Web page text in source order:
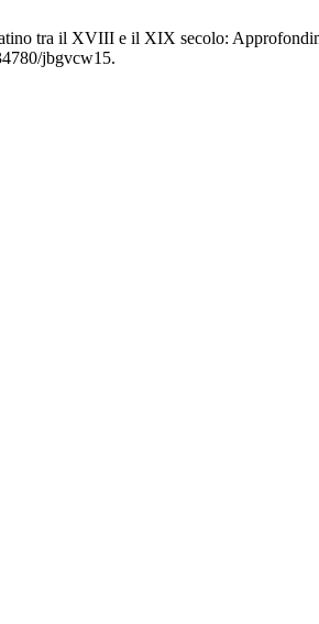
tra il XVIII e il XIX secolo:
jbgvcw15.